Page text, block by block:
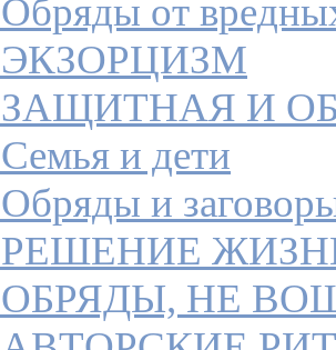
Обряды от
ЭКЗОРЦИЗМ
ЗАЩИТНАЯ И
Семья и дети
Обряды и
РЕШЕНИЕ
ОБРЯДЫ, НЕ